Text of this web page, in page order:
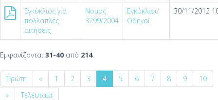
Εγκύκλιος για
πολλαπλές
αιτήσεις
Νόμος
3299/2004
Εγκύκλιοι/
Οδηγοί
30/11/2012
Εμφανίζονται 31-40 από 214.
Πρώτη « 1 2 3 4 5 6 7 8 9
10
»
Τελευταία